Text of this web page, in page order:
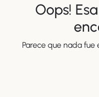
Oops!
Parece que nada fue